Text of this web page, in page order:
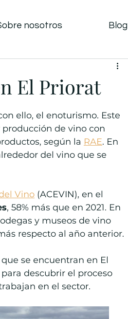
nosotros Blog
El Priorat
ello, el enoturismo. Este
producción de vino con
según la RAE. En
del vino que se
Vino (ACEVIN), en el
, 58% más que en 2021. En
y museos de vino
respecto al año anterior.
se encuentran en El
descubrir el proceso
en el sector.